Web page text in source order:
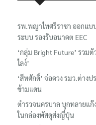
รพ.พญาไทศรีราชา ออกแ
ระบบ รองรับอนาคต EEC
‘กลุ่ม Bright Future’ รวม
ไลง์’
‘สีหศักดิ์’ จ่อควง รมว.ต่า
ข้ามแดน
ตำรวจนครบาล บุกทลายแก๊
ในกล่องพัสดุส่งญี่ปุ่น